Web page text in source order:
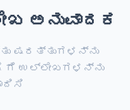
ಅನುವಾದಕ
ಷರತ್ತುಗಳನ್ನು
ಗೆ ಉಲ್ಲೇಖಗಳನ್ನು